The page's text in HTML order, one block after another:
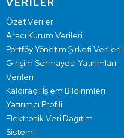
VERİLER
Özet Veriler
Aracı Kurum Verileri
Portföy Yönetim Şirketi Verileri
Girişim Sermayesi Yatırımları
Verileri
Kaldıraçlı İşlem Bildirimleri
Yatırımcı Profili
Elektronik Veri Dağıtım
Sistemi